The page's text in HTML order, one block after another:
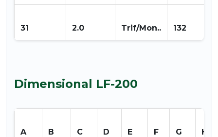
31 2.0 Trif/Mon.. 132
Dimensional LF-200
A B C D E F G H